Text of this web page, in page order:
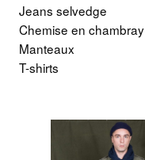
Jeans selvedge
Chemise en chambray
Manteaux
T-shirts